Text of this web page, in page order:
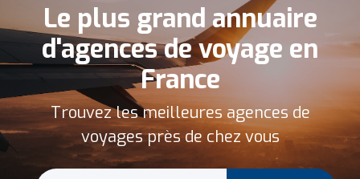
Le plus grand annuaire
d'agences de voyage en
France
Trouvez les meilleures agences de
voyages près de chez vous